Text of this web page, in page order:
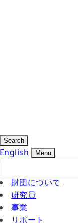
Search
English Menu
財団について
研究員
事業
リポート